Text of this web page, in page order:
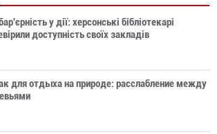
у дії: херсонські бібліотекарі
доступність своїх закладів
для отдыха на природе: расслабление между